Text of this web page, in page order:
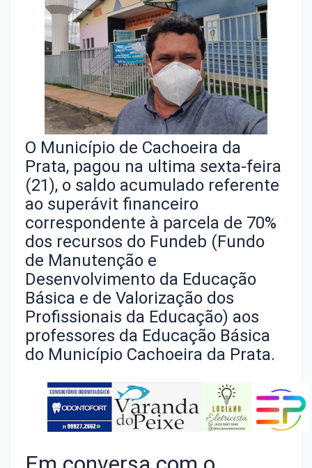
O Município de Cachoeira da
Prata, pagou na ultima sexta-feira
(21), o saldo acumulado referente
ao superávit financeiro
correspondente à parcela de 70%
dos recursos do Fundeb (Fundo
de Manutenção e
Desenvolvimento da Educação
Básica e de Valorização dos
Profissionais da Educação) aos
professores da Educação Básica
do Município Cachoeira da Prata.